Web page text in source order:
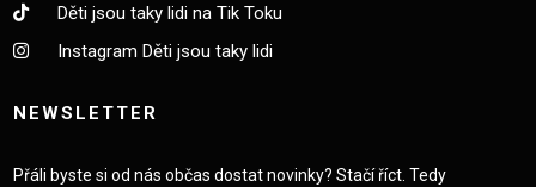
Děti jsou taky lidi na Tik Toku
Instagram Děti jsou taky lidi
NEWSLETTER
Přáli byste si od nás občas dostat novinky? Stačí říct. Tedy